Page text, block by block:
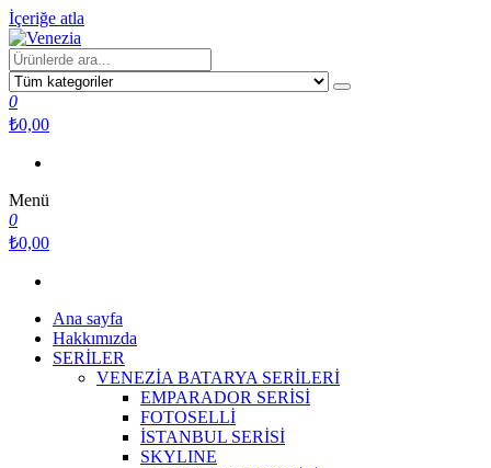
İçeriğe atla
Venezia
Yaşam için tasarlandı
0
₺0,00
Menü
0
₺0,00
Ana sayfa
Hakkımızda
SERİLER
VENEZİA BATARYA SERİLERİ
EMPARADOR SERİSİ
FOTOSELLİ
İSTANBUL SERİSİ
SKYLINE